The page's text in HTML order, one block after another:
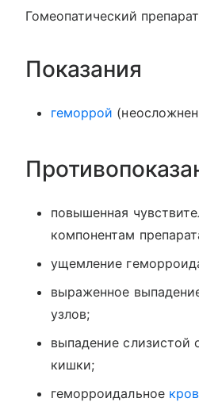
Гомеопатический
Показания
геморрой
повышенная
компонентам
ущемление
выраженное
узлов;
выпадение слизистой
кишки;
геморроидальное